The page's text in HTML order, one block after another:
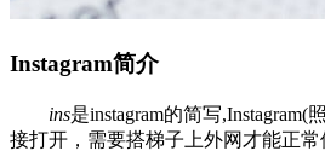
Instagram简介
ins是instagram的简写
接打开，需要搭梯子上外网才能正常